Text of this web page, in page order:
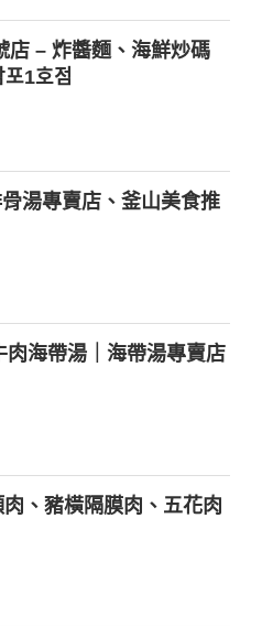
店 – 炸醬麵、海鮮炒碼
1호점
湯專賣店、釜山美食推
肉海帶湯｜海帶湯專賣店
、豬橫隔膜肉、五花肉